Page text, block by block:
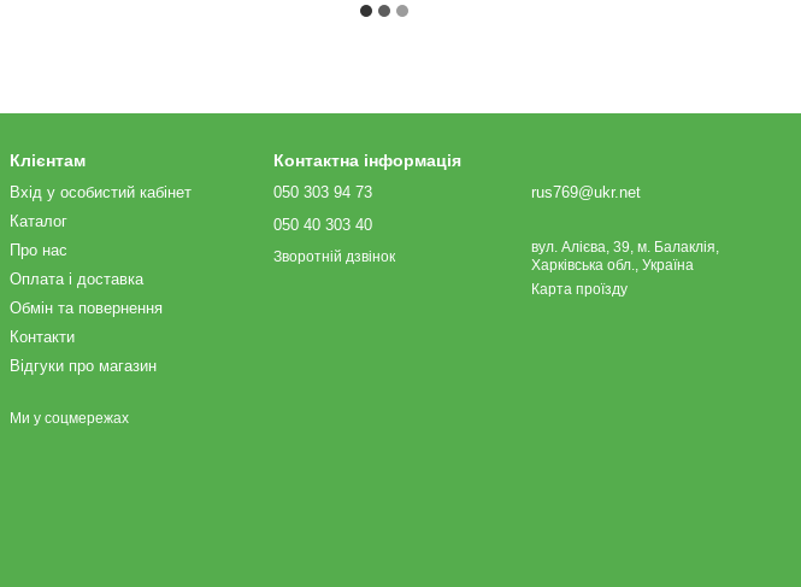
Клієнтам
Вхід у особистий кабінет
Каталог
Про нас
Оплата і доставка
Обмін та повернення
Контакти
Відгуки про магазин
Ми у соцмережах
Контактна інформація
050 303 94 73
050 40 303 40
Зворотній дзвінок
rus769@ukr.net
вул. Алієва, 39, м. Балаклія,
Харківська обл., Україна
Карта проїзду